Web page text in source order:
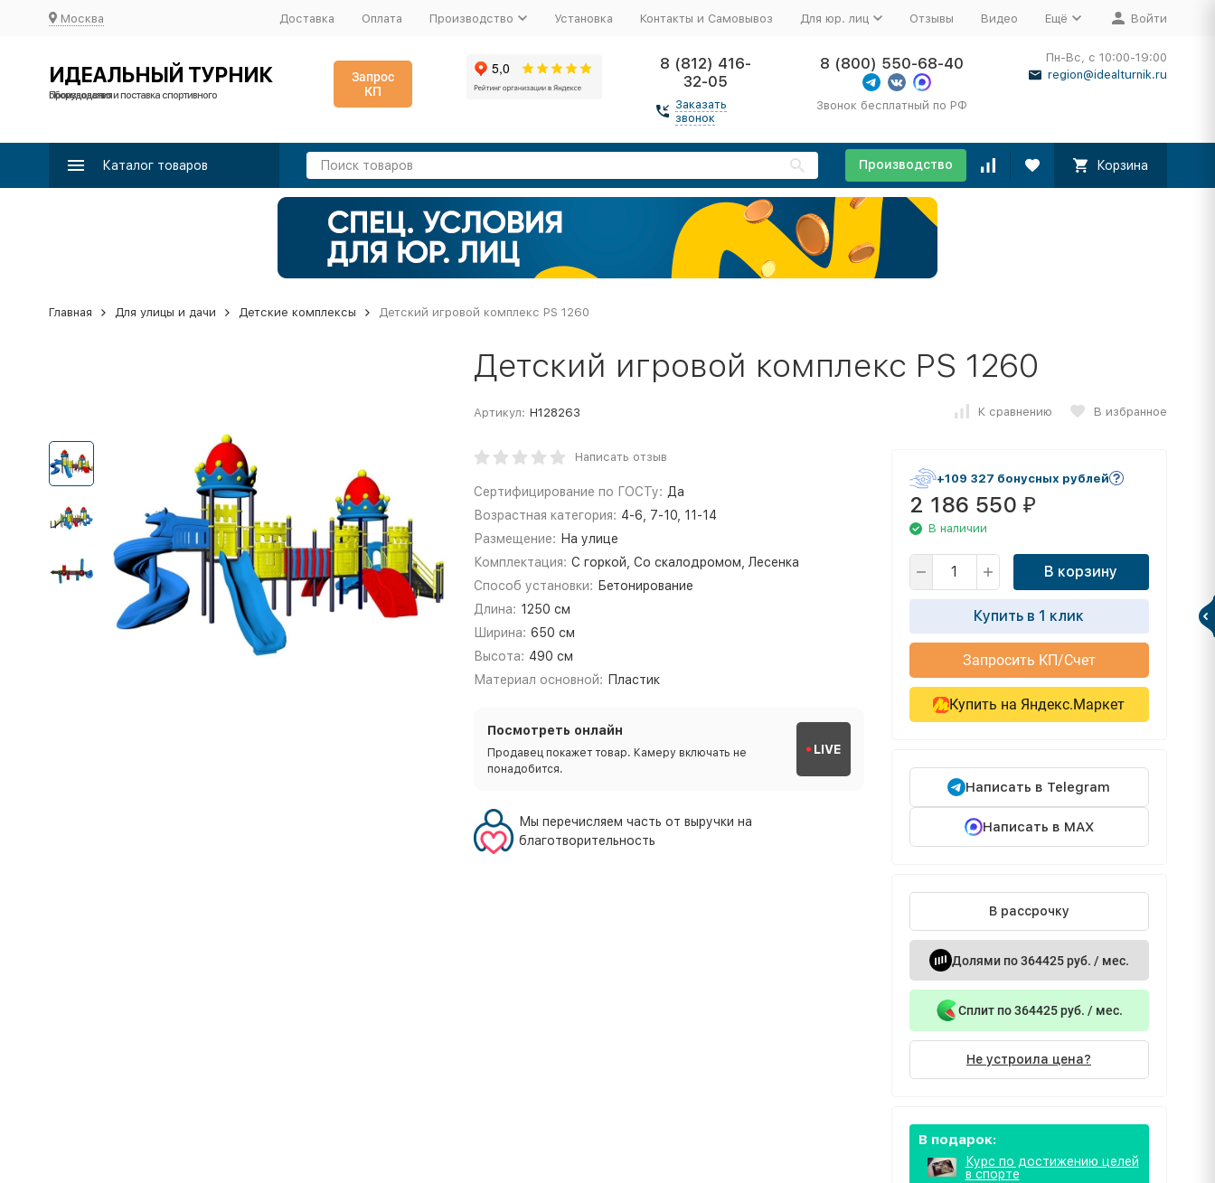
Москва Доставка Оплата Производство Установка Контакты и Самовывоз Для юр. лиц Отзывы Видео Ещё Войти
ИДЕАЛЬНЫЙ ТУРНИК
Производство и поставка спортивного оборудования
Запрос
КП
8 (812) 416-
32-05
Заказать
звонок
8 (800) 550-68-40
Звонок бесплатный по РФ
Пн-Вс, с 10:00-19:00
region@idealturnik.ru
Каталог товаров Производство Корзина
Главная Для улицы и дачи Детские комплексы Детский игровой комплекс PS 1260
Детский игровой комплекс PS 1260
Артикул: Н128263 К сравнению В избранное
Написать отзыв
Сертифицирование по ГОСТу: Да
Возрастная категория: 4-6, 7-10, 11-14
Размещение: На улице
Комплектация: С горкой, Со скалодромом, Лесенка
Способ установки: Бетонирование
Длина: 1250 см
Ширина: 650 см
Высота: 490 см
Материал основной: Пластик
Посмотреть онлайн
Продавец покажет товар. Камеру включать не
понадобится.
LIVE
Мы перечисляем часть от выручки на
благотворительность
+109 327 бонусных рублей
2 186 550 ₽
В наличии
В корзину
Купить в 1 клик
Запросить КП/Счет
Купить на Яндекс.Маркет
Написать в Telegram
Написать в MAX
В рассрочку
Долями по 364425 руб. / мес.
Сплит по 364425 руб. / мес.
Не устроила цена?
В подарок:
Курс по достижению целей
в спорте